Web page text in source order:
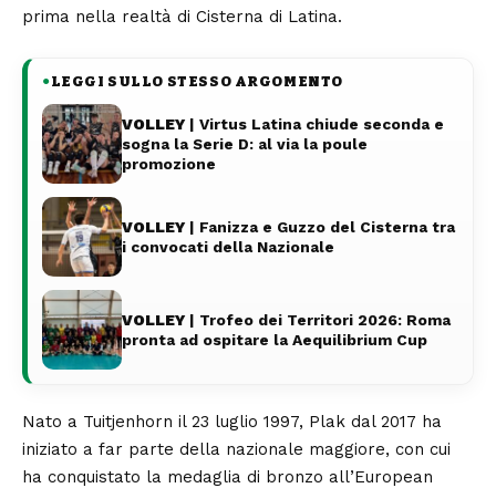
prima nella realtà di Cisterna di Latina.
●LEGGI SULLO STESSO ARGOMENTO
VOLLEY| Virtus Latina chiude seconda e
sogna la Serie D: al via la poule
promozione
VOLLEY| Fanizza e Guzzo del Cisterna tra
i convocati della Nazionale
VOLLEY| Trofeo dei Territori 2026: Roma
pronta ad ospitare la Aequilibrium Cup
Nato a Tuitjenhorn il 23 luglio 1997, Plak dal 2017 ha
iniziato a far parte della nazionale maggiore, con cui
ha conquistato la medaglia di bronzo all’European